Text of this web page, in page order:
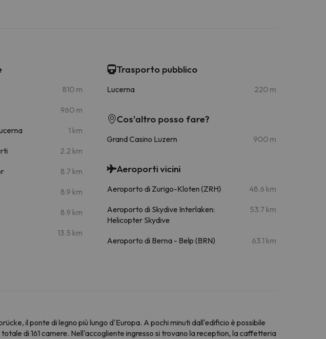
810 m
960 m
1 km
2.2 km
8.7 km
8.9 km
8.9 km
13.5 km
Trasporto pubblico
Lucerna 220 m
Cos'altro posso fare?
Grand Casino Luzern 900 m
Aeroporti vicini
Aeroporto di Zurigo-Kloten (ZRH) 48.6 km
Aeroporto di Skydive Interlaken:
Helicopter Skydive
53.7 km
Aeroporto di Berna - Belp (BRN) 63.1 km
il ponte di legno più lungo d'Europa. A pochi minuti dall'edificio è possibile
di 161 camere. Nell'accogliente ingresso si trovano la reception, la caffetteria